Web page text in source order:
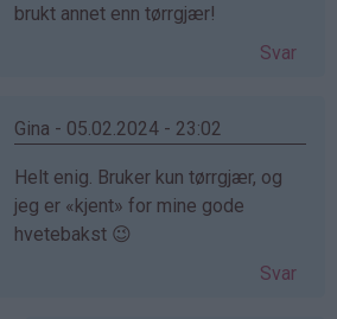
på
bekreftet)
brukt annet enn tørrgjær!
Svar
Gina - 05.02.2024 - 23:02
Som
svar
på
Helt enig. Bruker kun tørrgjær, og
jeg er «kjent» for mine gode
hvetebakst 😉
Svar